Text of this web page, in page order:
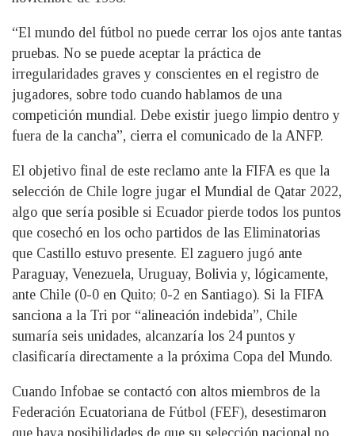
“El mundo del fútbol no puede cerrar los ojos ante tantas
pruebas. No se puede aceptar la práctica de
irregularidades graves y conscientes en el registro de
jugadores, sobre todo cuando hablamos de una
competición mundial. Debe existir juego limpio dentro y
fuera de la cancha”, cierra el comunicado de la ANFP.
El objetivo final de este reclamo ante la FIFA es que la
selección de Chile logre jugar el Mundial de Qatar 2022,
algo que sería posible si Ecuador pierde todos los puntos
que cosechó en los ocho partidos de las Eliminatorias
que Castillo estuvo presente. El zaguero jugó ante
Paraguay, Venezuela, Uruguay, Bolivia y, lógicamente,
ante Chile (0-0 en Quito; 0-2 en Santiago). Si la FIFA
sanciona a la Tri por “alineación indebida”, Chile
sumaría seis unidades, alcanzaría los 24 puntos y
clasificaría directamente a la próxima Copa del Mundo.
Cuando Infobae se contactó con altos miembros de la
Federación Ecuatoriana de Fútbol (FEF), desestimaron